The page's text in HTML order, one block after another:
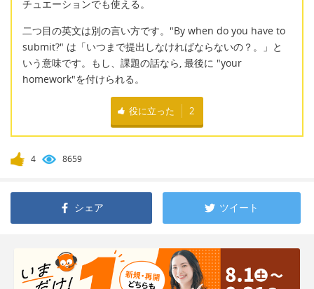
チュエーションでも使える。
二つ目の英文は別の言い方です。"By when do you have to
submit?" は「いつまで提出しなければならないの？。」と
いう意味です。もし、課題の話なら, 最後に "your
homework"を付けられる。
役に立った 2
4 8659
シェア ツイート